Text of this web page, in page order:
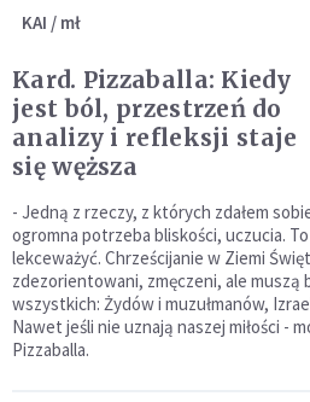
KAI / mł
Kard. Pizzaballa: Kiedy
jest ból, przestrzeń do
analizy i refleksji staje
się węższa
- Jedną z rzeczy, z których zdałem
ogromna potrzeba bliskości, uczucia.
lekceważyć. Chrześcijanie w Ziemi
zdezorientowani, zmęczeni, ale muszą
wszystkich: Żydów i muzułmanów,
Nawet jeśli nie uznają naszej miłości -
Pizzaballa.